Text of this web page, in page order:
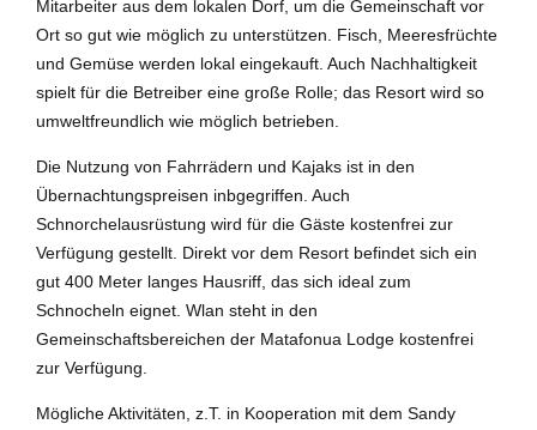
Mitarbeiter aus dem lokalen Dorf, um die Gemeinschaft vor
Ort so gut wie möglich zu unterstützen. Fisch, Meeresfrüchte
und Gemüse werden lokal eingekauft. Auch Nachhaltigkeit
spielt für die Betreiber eine große Rolle; das Resort wird so
umweltfreundlich wie möglich betrieben.
Die Nutzung von Fahrrädern und Kajaks ist in den
Übernachtungspreisen inbgegriffen. Auch
Schnorchelausrüstung wird für die Gäste kostenfrei zur
Verfügung gestellt. Direkt vor dem Resort befindet sich ein
gut 400 Meter langes Hausriff, das sich ideal zum
Schnocheln eignet. Wlan steht in den
Gemeinschaftsbereichen der Matafonua Lodge kostenfrei
zur Verfügung.
Mögliche Aktivitäten, z.T. in Kooperation mit dem Sandy